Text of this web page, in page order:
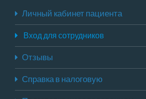
Личный кабинет пациента
Вход для сотрудников
Отзывы
Справка в налоговую